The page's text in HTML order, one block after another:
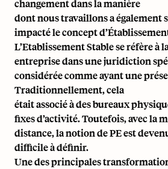
changement dans la manière
dont nous travaillons a également
impacté le concept
L’Etablissement Stable se réfère à
entreprise dans une juridiction
considérée comme ayant une
Traditionnellement, cela
était associé à des bureaux
fixes d’activité. Toutefois, avec la
distance, la notion de PE est
difficile à définir.
Une des principales